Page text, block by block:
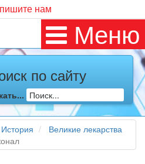
нам
Меню
по сайту
История
Великие лекарства
соблюдали все меры
(вы почти все время дома),
то образом простудились. Вы
на средиземноморскую диету